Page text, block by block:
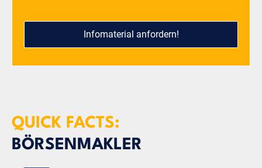
Infomaterial anfordern!
QUICK FACTS:
BÖRSENMAKLER